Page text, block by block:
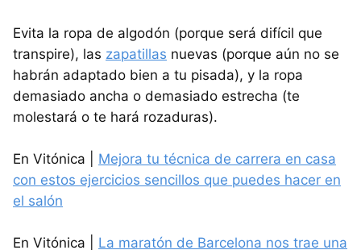
Evita la ropa de algodón (porque será difícil que
transpire), las zapatillas nuevas (porque aún no se
habrán adaptado bien a tu pisada), y la ropa
demasiado ancha o demasiado estrecha (te
molestará o te hará rozaduras).
En Vitónica | Mejora tu técnica de carrera en casa
con estos ejercicios sencillos que puedes hacer en
el salón
En Vitónica | La maratón de Barcelona nos trae una